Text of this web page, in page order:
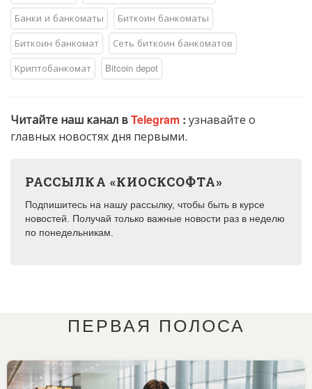
Банки и банкоматы
Биткоин банкоматы
Биткоин банкомат
Сеть биткоин банкоматов
Криптобанкомат
Bitcoin depot
Читайте наш канал вTelegram : узнавайте о
главных новостях дня первыми.
РАССЫЛКА «КИОСКСОФТА»
Подпишитесь на нашу рассылку, чтобы быть в курсе
новостей. Получай только важные новости раз в неделю
по понедельникам.
ПЕРВАЯ ПОЛОСА